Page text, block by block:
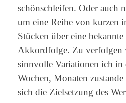
schönschleifen. Oder auch
um eine Reihe von kurzen
Stücken über eine
Akkordfolge. Zu verfolgen
sinnvolle Variationen ich in
Wochen, Monaten
sich die Zielsetzung des